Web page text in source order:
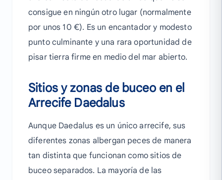
consigue en ningún otro lugar (normalmente
por unos 10 €). Es un encantador y modesto
punto culminante y una rara oportunidad de
pisar tierra firme en medio del mar abierto.
Sitios y zonas de buceo en el
Arrecife Daedalus
Aunque Daedalus es un único arrecife, sus
diferentes zonas albergan peces de manera
tan distinta que funcionan como sitios de
buceo separados. La mayoría de las